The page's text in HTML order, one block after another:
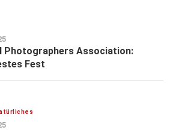
Photographers Association:
Fest